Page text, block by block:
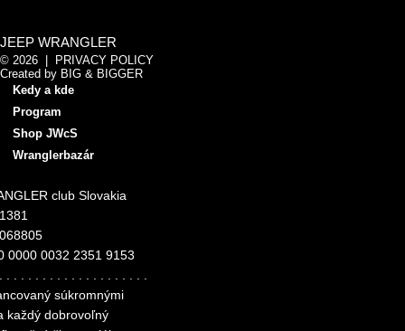
JEEP WRANGLER
© 2026 |
PRIVACY POLICY
Created by BIG & BIGGER
Kedy a kde
Program
Shop JWcS
Wranglerbazár
club Slovakia
0000 0032 2351 9153
. . . . . . . . . . . . . . . . . . . .
súkromnými
každý dobrovoľný